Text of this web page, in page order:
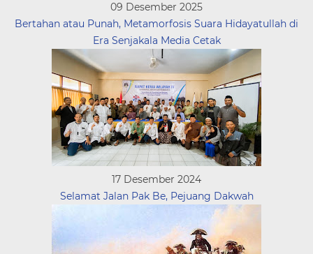
09 Desember 2025
Bertahan atau Punah, Metamorfosis Suara Hidayatullah di
Era Senjakala Media Cetak
17 Desember 2024
Selamat Jalan Pak Be, Pejuang Dakwah